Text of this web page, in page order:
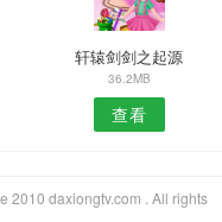
轩辕剑剑之起源
36.2MB
查看
2010 daxiongtv.com . All rights